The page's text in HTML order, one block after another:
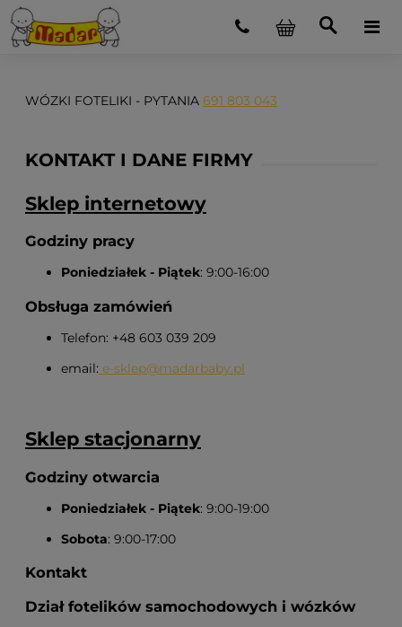
WÓZKI FOTELIKI - PYTANIA 691 803 043
KONTAKT I DANE FIRMY
Sklep internetowy
Godziny pracy
Poniedziałek - Piątek: 9:00-16:00
Obsługa zamówień
Telefon: +48 603 039 209
email: e-sklep@madarbaby.pl
Sklep stacjonarny
Godziny otwarcia
Poniedziałek - Piątek: 9:00-19:00
Sobota: 9:00-17:00
Kontakt
Dział fotelików samochodowych i wózków